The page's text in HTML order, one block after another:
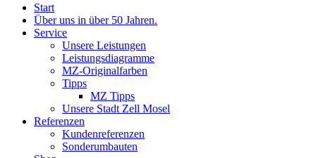
Start
Über uns in über 50 Jahren.
Service
Unsere Leistungen
Leistungsdiagramme
MZ-Originalfarben
Tipps
MZ Tipps
Unsere Stadt Zell Mosel
Referenzen
Kundenreferenzen
Sonderumbauten